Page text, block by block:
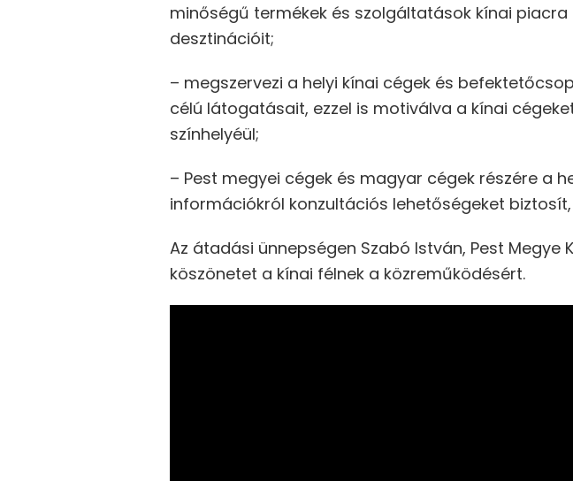
minőségű termékek és szolgáltatások kínai
desztinációit;
– megszervezi a helyi kínai cégek és
célú látogatásait, ezzel is motiválva a kínai
színhelyéül;
– Pest megyei cégek és magyar cégek részére a
információkról konzultációs lehetőségeket
Az átadási ünnepségen Szabó István, Pest
köszönetet a kínai félnek a közreműködésért.